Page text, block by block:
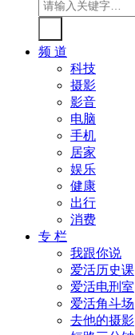
频 道
科技
摄影
影音
电脑
手机
居家
娱乐
健康
出行
消费
专 栏
我跟你说
爱活历史课
爱活电刑室
爱活角斗场
去他的摄影